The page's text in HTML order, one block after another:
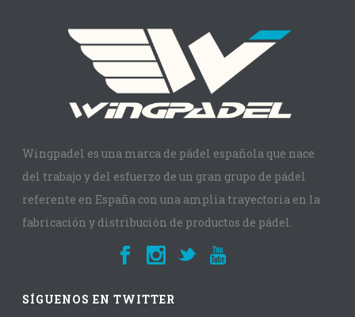
Wingpadel es una marca de pádel española que nace
del trabajo y del esfuerzo de un gran grupo de pádel
referente en España con una amplia trayectoria en la
fabricación y distribución de productos de pádel.
SÍGUENOS EN TWITTER